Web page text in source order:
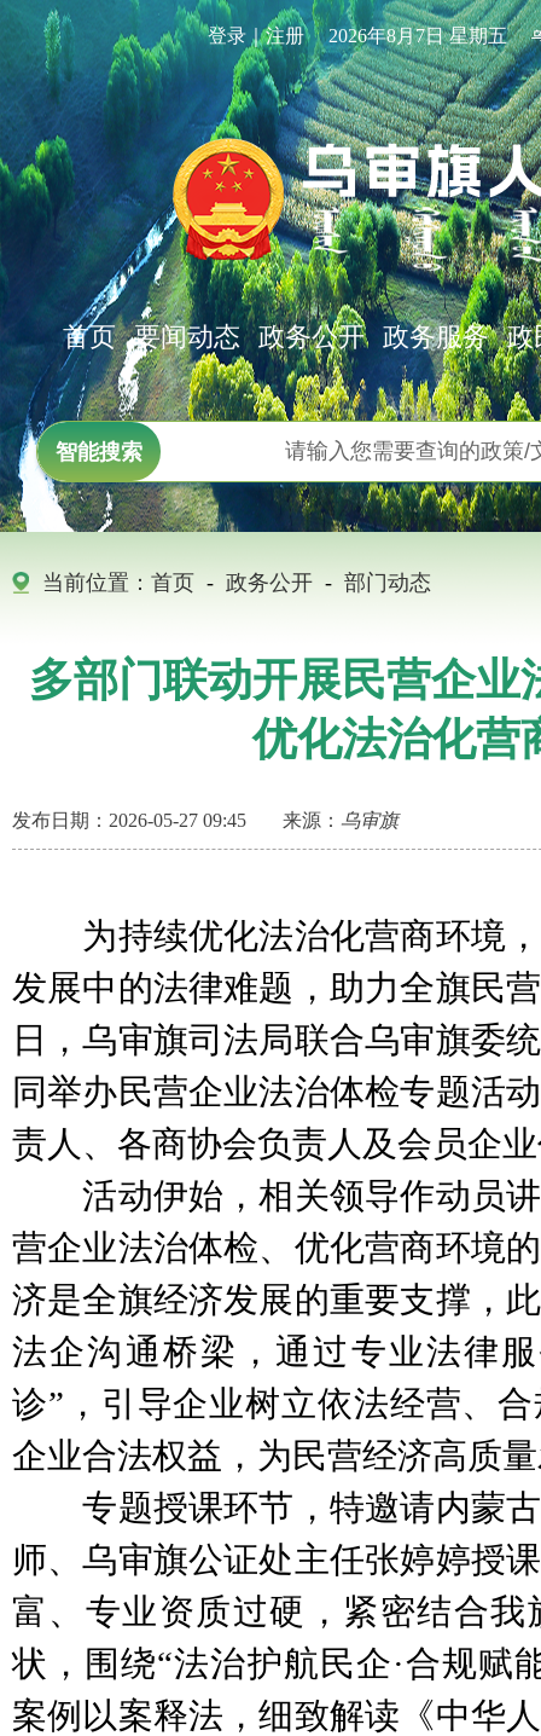
登录｜注册 2026年8月7日 星期五
首页 要闻动态 政务公开 政务服务 政
智能搜索
当前位置： 首页 - 政务公开 - 部门动态
多部门联动开展民营企业
优化法治化营
发布日期：2026-05-27 09:45 来源： 乌审旗
为持续优化法治化营商环境，
发展中的法律难题，助力全旗民
日，乌审旗司法局联合乌审旗委
同举办民营企业法治体检专题活
责人、各商协会负责人及会员企
活动伊始，相关领导作动员讲
营企业法治体检、优化营商环境
济是全旗经济发展的重要支撑，
法企沟通桥梁，通过专业法律
诊”，引导企业树立依法经营、
企业合法权益，为民营经济高质
专题授课环节，特邀请内蒙古
师、乌审旗公证处主任张婷婷授
富、专业资质过硬，紧密结合
状，围绕“法治护航民企·合规赋
案例以案释法，细致解读《中华